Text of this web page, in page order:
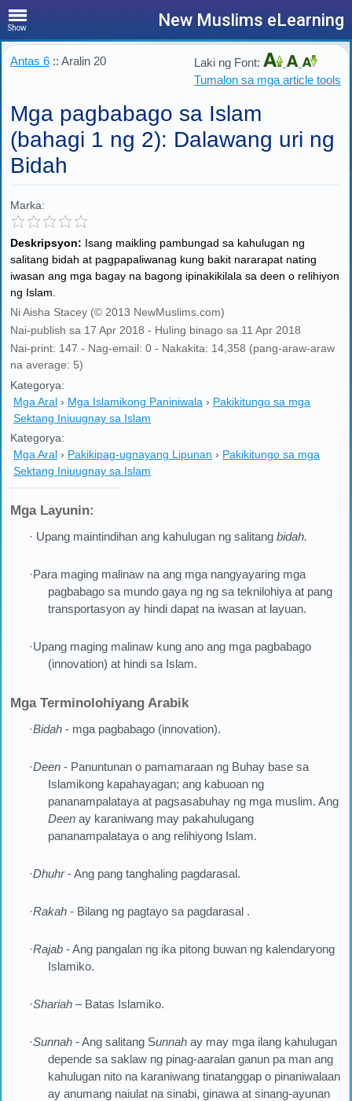
Show New Muslims eLearning
Antas 6 :: Aralin 20
Laki ng Font:
Tumalon sa mga article tools
Mga pagbabago sa Islam
(bahagi 1 ng 2): Dalawang uri ng
Bidah
Marka:
Deskripsyon: Isang maikling pambungad sa kahulugan ng
salitang bidah at pagpapaliwanag kung bakit nararapat nating
iwasan ang mga bagay na bagong ipinakikilala sa deen o relihiyon
ng Islam.
Ni Aisha Stacey (© 2013 NewMuslims.com)
Nai-publish sa 17 Apr 2018 - Huling binago sa 11 Apr 2018
Nai-print: 147 - Nag-email: 0 - Nakakita: 14,358 (pang-araw-araw
na average: 5)
Kategorya:
Mga Aral › Mga Islamikong Paniniwala › Pakikitungo sa mga
Sektang Iniuugnay sa Islam
Kategorya:
Mga Aral › Pakikipag-ugnayang Lipunan › Pakikitungo sa mga
Sektang Iniuugnay sa Islam
Mga Layunin:
· Upang maintindihan ang kahulugan ng salitang bidah.
·Para maging malinaw na ang mga nangyayaring mga
pagbabago sa mundo gaya ng ng sa teknilohiya at pang
transportasyon ay hindi dapat na iwasan at layuan.
·Upang maging malinaw kung ano ang mga pagbabago
(innovation) at hindi sa Islam.
Mga Terminolohiyang Arabik
·Bidah - mga pagbabago (innovation).
·Deen - Panuntunan o pamamaraan ng Buhay base sa
Islamikong kapahayagan; ang kabuoan ng
pananampalataya at pagsasabuhay ng mga muslim. Ang
Deen ay karaniwang may pakahulugang
pananampalataya o ang relihiyong Islam.
·Dhuhr- Ang pang tanghaling pagdarasal.
·Rakah - Bilang ng pagtayo sa pagdarasal .
·Rajab - Ang pangalan ng ika pitong buwan ng kalendaryong
Islamiko.
·Shariah – Batas Islamiko.
·Sunnah - Ang salitang Sunnah ay may mga ilang kahulugan
depende sa saklaw ng pinag-aaralan ganun pa man ang
kahulugan nito na karaniwang tinatanggap o pinaniwalaan
ay anumang naiulat na sinabi, ginawa at sinang-ayunan